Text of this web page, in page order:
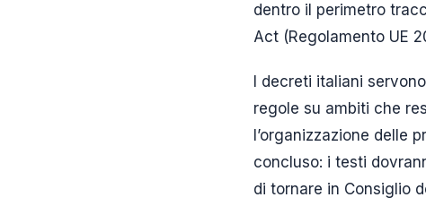
dentro il perimetro
Act (Regolamento UE
I decreti italiani
regole su ambiti che
l’organizzazione delle
concluso: i testi
di tornare in Consiglio